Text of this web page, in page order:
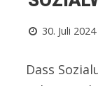
30. Juli 2024
Dass